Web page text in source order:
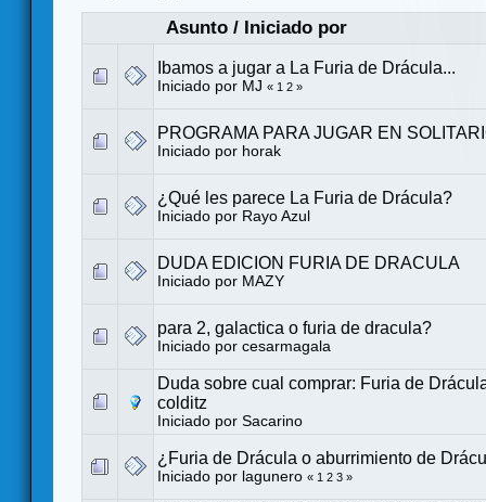
Asunto/ Iniciado por
Ibamos a jugar a La Furia de Drácula...
Iniciado por MJ « 1 2 »
PROGRAMA PARA JUGAR EN
Iniciado por horak
¿Qué les parece La Furia de Drácula?
Iniciado por Rayo Azul
DUDA EDICION FURIA DE DRACULA
Iniciado por MAZY
para 2, galactica o furia de dracula?
Iniciado por cesarmagala
Duda sobre cual comprar: Furia de
colditz
Iniciado por Sacarino
¿Furia de Drácula o aburrimiento de
Iniciado por lagunero « 1 2 3 »